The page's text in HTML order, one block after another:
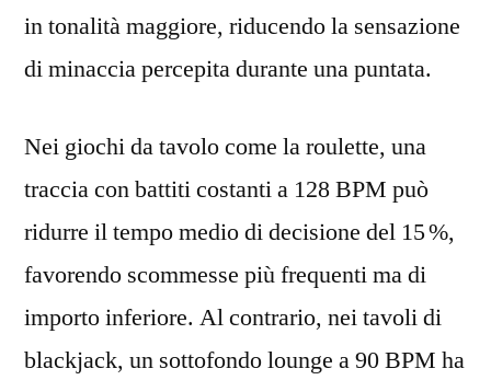
Brand
le
Future
Artificiale
per
Personalizzati,
le
Implicazioni
in tonalità maggiore, riducendo la sensazione
di minaccia percepita durante una puntata.
Nei giochi da tavolo come la roulette, una
traccia con battiti costanti a 128 BPM può
ridurre il tempo medio di decisione del 15 %,
favorendo scommesse più frequenti ma di
importo inferiore. Al contrario, nei tavoli di
blackjack, un sottofondo lounge a 90 BPM ha